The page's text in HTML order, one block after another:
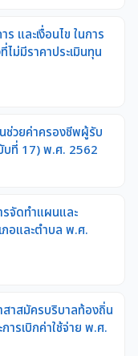
และเงื่อนไข ในการ
ม่มีราคาประเมินทุน
นช่วยค่าครองชีพผู้รับ
บที่ 17) พ.ศ. 2562
รจัดทำแผนและ
อและตำบล พ.ศ.
สาสมัครบริบาลท้องถิ่น
รเบิกค่าใช้จ่าย พ.ศ.